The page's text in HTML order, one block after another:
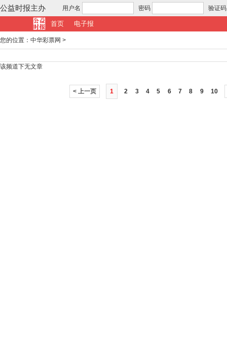
公益时报主办 用户名 密码 验证码
首页 电子报
您的位置： 中华彩票网 >
该频道下无文章
< 上一页 1 2 3 4 5 6 7 8 9 10